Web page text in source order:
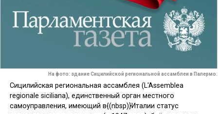
На фото: здание Сицилийской региональной ассамблеи в Палермо.
Сицилийская региональная ассамблея (L'Assemblea
regionale siciliana), единственный орган местного
самоуправления, имеющий в{(nbsp)}Италии статус